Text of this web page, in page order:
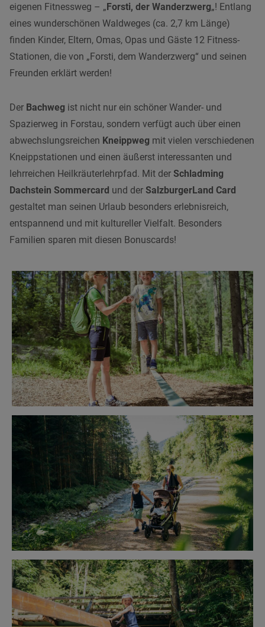
eigenen Fitnessweg – „Forsti, der Wanderzwerg„! Entlang
eines wunderschönen Waldweges (ca. 2,7 km Länge)
finden Kinder, Eltern, Omas, Opas und Gäste 12 Fitness-
Stationen, die von „Forsti, dem Wanderzwerg“ und seinen
Freunden erklärt werden!
Der Bachweg ist nicht nur ein schöner Wander- und
Spazierweg in Forstau, sondern verfügt auch über einen
abwechslungsreichen Kneippweg mit vielen verschiedenen
Kneippstationen und einen äußerst interessanten und
lehrreichen Heilkräuterlehrpfad. Mit der Schladming
Dachstein Sommercard und der SalzburgerLand Card
gestaltet man seinen Urlaub besonders erlebnisreich,
entspannend und mit kultureller Vielfalt. Besonders
Familien sparen mit diesen Bonuscards!